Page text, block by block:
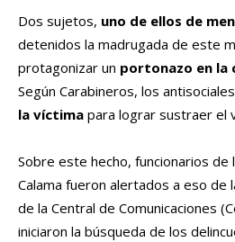
Dos sujetos, uno de ellos de
detenidos la madrugada de este
protagonizar un portonazo en la
Según Carabineros, los
la víctima para lograr sustraer el
Sobre este hecho, funcionarios de
Calama fueron alertados a eso de
de la Central de Comunicaciones
iniciaron la búsqueda de los